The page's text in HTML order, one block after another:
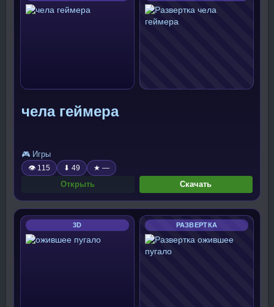
чела геймера
🎮 Игры
👁 115 ⬇ 49 ★ —
Открыть Скачать
3D РАЗВЕРТКА